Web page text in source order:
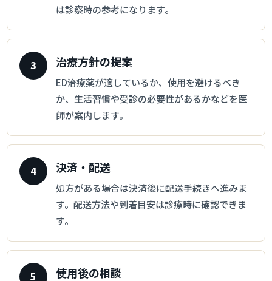
は診察時の参考になります。
治療方針の提案
ED治療薬が適しているか、使用を避けるべき
か、生活習慣や受診の必要性があるかなどを医
師が案内します。
決済・配送
処方がある場合は決済後に配送手続きへ進みま
す。配送方法や到着目安は診療時に確認できま
す。
使用後の相談